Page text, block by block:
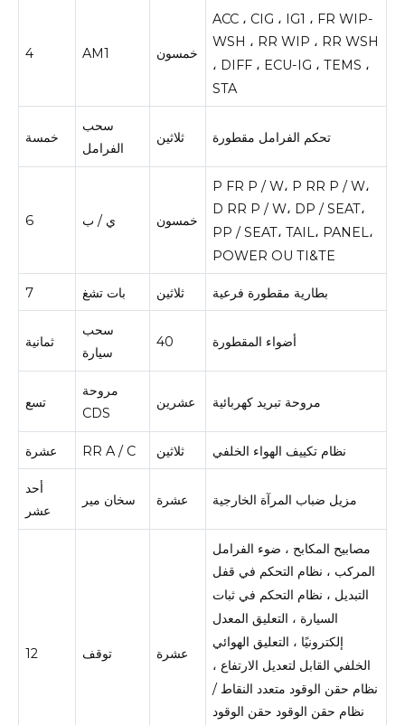
4 AM1 خمسون
ACC ، CIG ، IG1 ، FR WIP-
WSH ، RR WIP ، RR WSH
، DIFF ، ECU-IG ، TEMS ،
STA
خمسة
سحب
الفرامل
ثلاثين تحكم الفرامل مقطورة
6 ي / ب خمسون
P FR P / W، P RR P / W،
D RR P / W، DP / SEAT،
PP / SEAT، TAIL، PANEL،
POWER OU TI&TE
7 بات تشغ ثلاثين بطارية مقطورة فرعية
ثمانية
سحب
سيارة
40 أضواء المقطورة
تسع
مروحة
CDS
عشرين مروحة تبريد كهربائية
عشرة RR A / C ثلاثين نظام تكييف الهواء الخلفي
أحد
عشر
سخان مير عشرة مزيل ضباب المرآة الخارجية
12 توقف عشرة
مصابيح المكابح ، ضوء الفرامل
المركب ، نظام التحكم في قفل
التبديل ، نظام التحكم في ثبات
السيارة ، التعليق المعدل
إلكترونيًا ، التعليق الهوائي
الخلفي القابل لتعديل الارتفاع ،
نظام حقن الوقود متعدد النقاط /
نظام حقن الوقود حقن الوقود